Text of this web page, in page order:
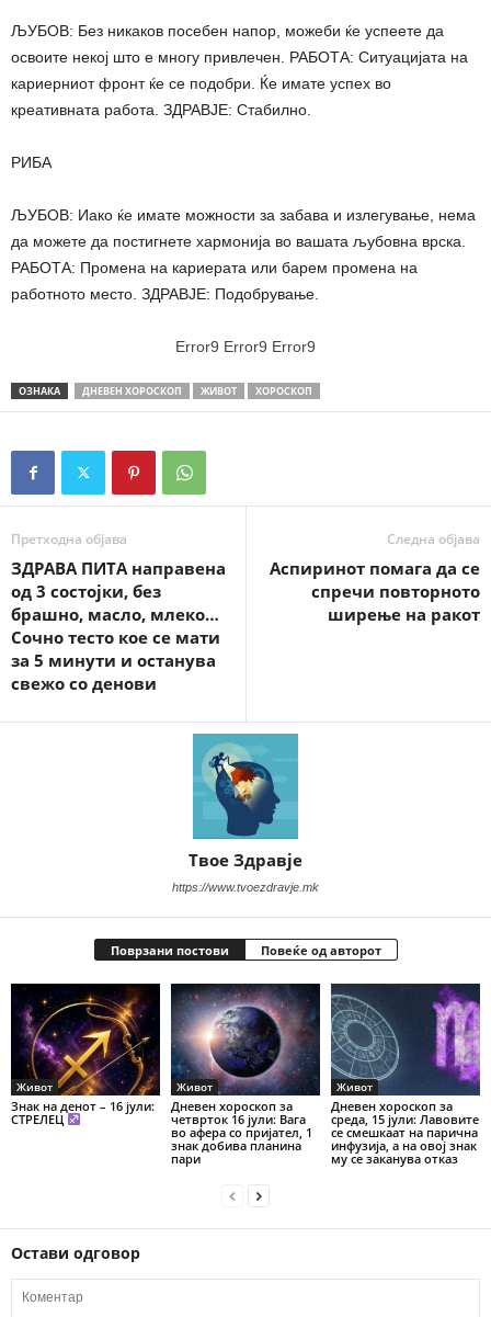
ЉУБОВ: Без никаков посебен напор, можеби ќе успеете да
освоите некој што е многу привлечен. РАБОТА: Ситуацијата на
кариерниот фронт ќе се подобри. Ќе имате успех во
креативната работа. ЗДРАВЈЕ: Стабилно.
РИБА
ЉУБОВ: Иако ќе имате можности за забава и излегување, нема
да можете да постигнете хармонија во вашата љубовна врска.
РАБОТА: Промена на кариерата или барем промена на
работното место. ЗДРАВЈЕ: Подобрување.
Error9 Error9 Error9
ОЗНАКА ДНЕВЕН ХОРОСКОП ЖИВОТ ХОРОСКОП
Претходна објава
ЗДРАВА ПИТА направена
од 3 состојки, без
брашно, масло, млеко…
Сочно тесто кое се мати
за 5 минути и останува
свежо со денови
Следна објава
Аспиринот помага да се
спречи повторното
ширење на ракот
Твое Здравје
https://www.tvoezdravje.mk
Поврзани постови Повеќе од авторот
Живот
Знак на денот – 16 јули:
СТРЕЛЕЦ
Живот
Дневен хороскоп за
четврток 16 јули: Вага
во афера со пријател, 1
знак добива планина
пари
Живот
Дневен хороскоп за
среда, 15 јули: Лавовите
се смешкаат на парична
инфузија, а на овој знак
му се заканува отказ
Остави одговор